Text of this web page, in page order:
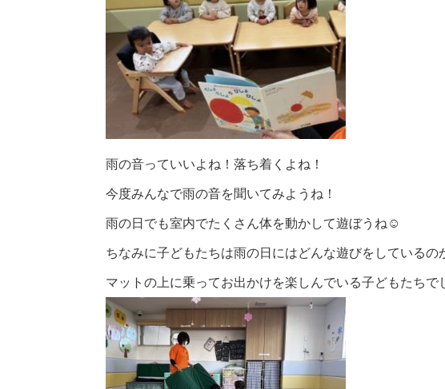
雨の音っていいよね！落ち着くよね！
今度みんなで雨の音を聞いてみようね！
雨の日でも室内でたくさん体を動かして遊ぼうね☺️
ちなみに子どもたちは雨の日にはどんな遊びをしているの
マットの上に乗ってお出かけを楽しんでいる子どもたちで